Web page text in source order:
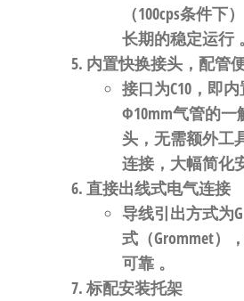
（100cps条件下
长期的稳定运行 。
内置快换接头，配管
接口为C10，即内
Φ10mm气管的一
头，无需额外工
连接，大幅简化
直接出线式电气连接
导线引出方式为G
式（Grommet）
可靠 。
标配安装托架